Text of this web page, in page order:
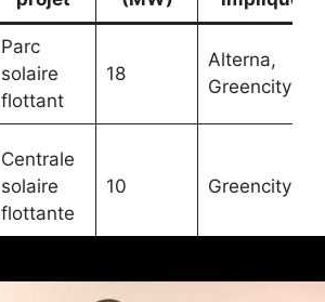
Parc
solaire
flottant
18
Alterna,
Greencity
Centrale
solaire
flottante
10 Greencity